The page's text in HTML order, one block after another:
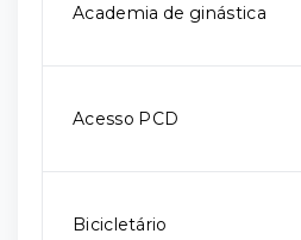
Academia de ginástica
Acesso PCD
Bicicletário